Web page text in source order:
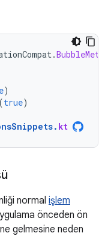
.
)
(true)
. kt
normal işlem
önceden ön
gelmesine neden